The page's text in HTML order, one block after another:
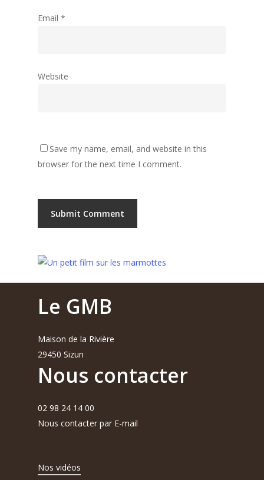
Email *
Website
Save my name, email, and website in this
browser for the next time I comment.
Le GMB
Maison de la Rivière
29450 Sizun
Nous contacter
02 98 24 14 00
Nous contacter par E-mail
Nos vidéos